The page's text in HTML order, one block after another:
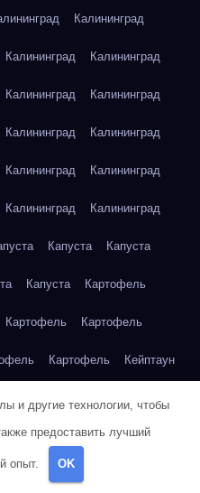
Калининград
Калининград Калининград
Калининград Калининград
Калининград Калининград
Калининград Калининград
Калининград Калининград
Капуста Капуста
Капуста Картофель
Картофель Картофель
Картофель Кейптаун
Кейптаун Кейптаун
и другие технологии, чтобы
предоставить лучший
опыт. OK